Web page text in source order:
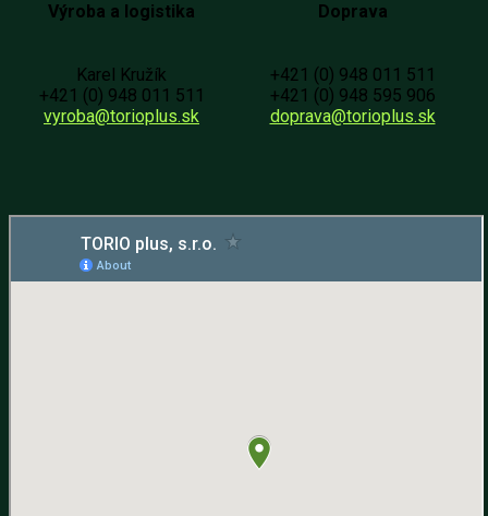
Výroba a logistika
Karel Kružík
+421 (0) 948 011 511
vyroba@torioplus.sk
Doprava
+421 (0) 948 011 511
+421 (0) 948 595 906
doprava@torioplus.sk